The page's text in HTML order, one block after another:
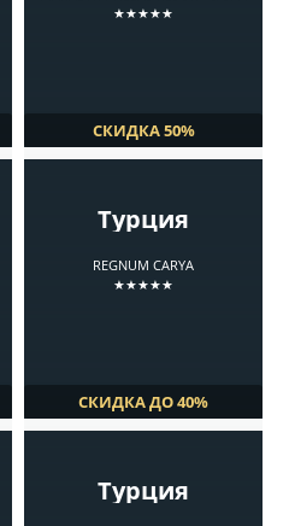
★★★★★
СКИДКА 50%
Турция
REGNUM CARYA
★★★★★
СКИДКА ДО 40%
Турция